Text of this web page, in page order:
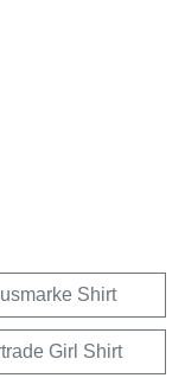
Shirt
Girl Shirt